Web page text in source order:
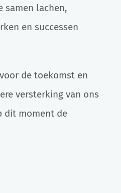
samen lachen,
en successen
de toekomst en
versterking van ons
dit moment de